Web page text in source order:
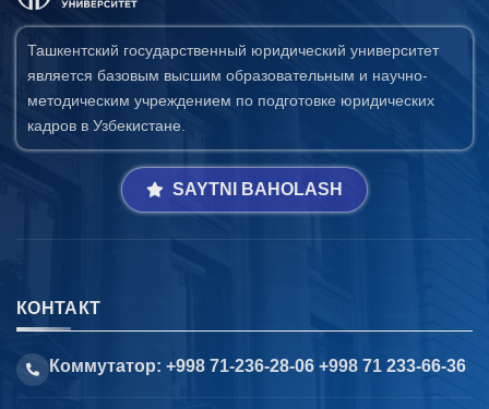
Ташкентский государственный юридический университет
является базовым высшим образовательным и научно-
методическим учреждением по подготовке юридических
кадров в Узбекистане.
SAYTNI BAHOLASH
КОНТАКТ
Коммутатор: +998 71-236-28-06 +998 71 233-66-36